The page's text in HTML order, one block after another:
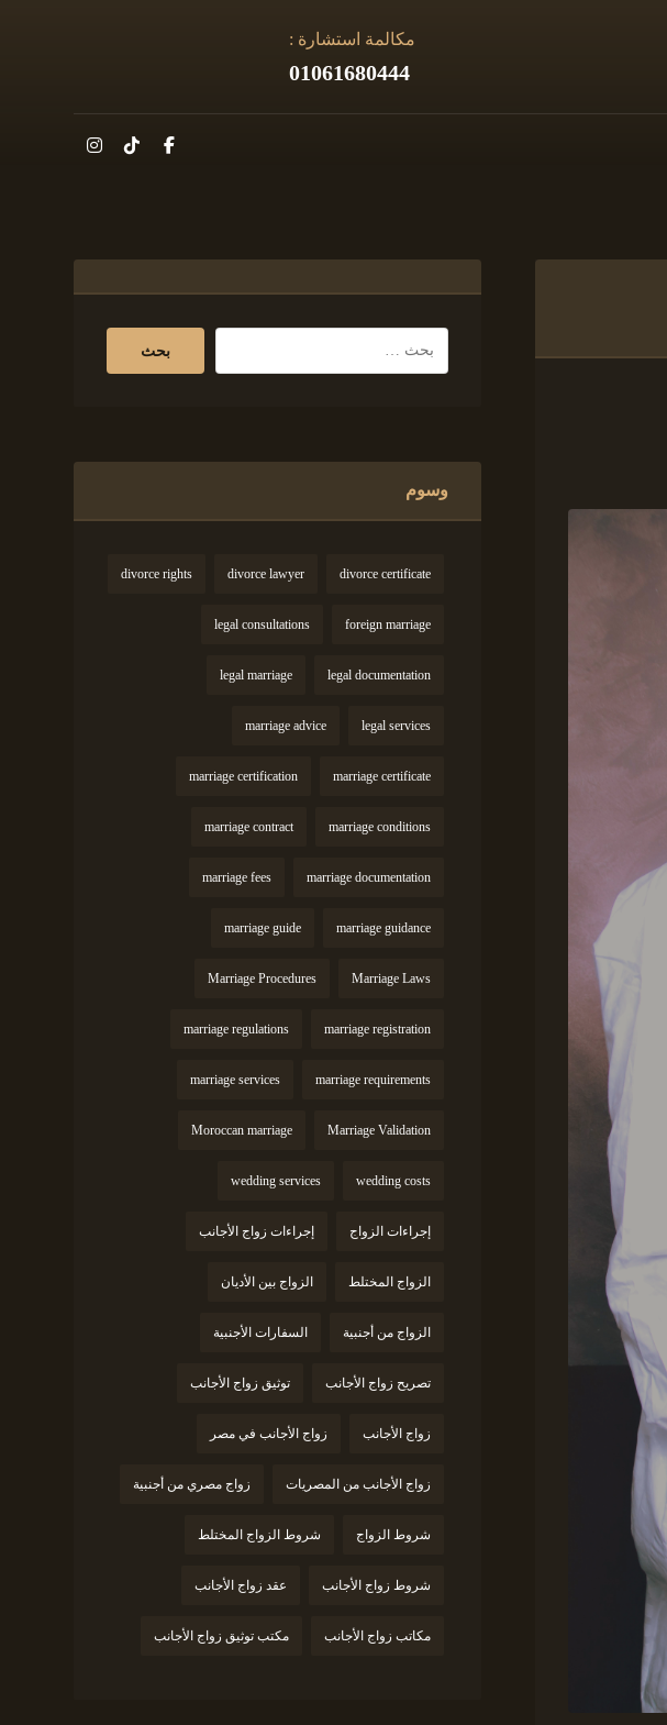
مكالمة استشارة :
01061680444
وسوم
divorce certificate
divorce lawyer
divorce rights
foreign marriage
legal consultations
legal documentation
legal marriage
legal services
marriage advice
marriage certificate
marriage certification
marriage conditions
marriage contract
marriage documentation
marriage fees
marriage guidance
marriage guide
Marriage Laws
Marriage Procedures
marriage registration
marriage regulations
marriage requirements
marriage services
Marriage Validation
Moroccan marriage
wedding costs
wedding services
إجراءات الزواج إجراءات زواج الأجانب
الزواج المختلط الزواج بين الأديان
الزواج من أجنبية السفارات الأجنبية
تصريح زواج الأجانب توثيق زواج الأجانب
زواج الأجانب زواج الأجانب في مصر
زواج الأجانب من المصريات زواج مصري من أجنبية
شروط الزواج شروط الزواج المختلط
شروط زواج الأجانب عقد زواج الأجانب
مكاتب زواج الأجانب مكتب توثيق زواج الأجانب